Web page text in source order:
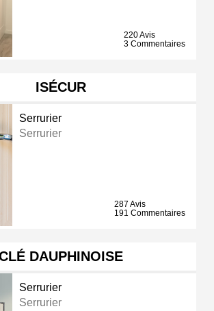
220 Avis
3 Commentaires
ISÉCUR
Serrurier
Serrurier
287 Avis
191 Commentaires
DAUPHINOISE
Serrurier
Serrurier